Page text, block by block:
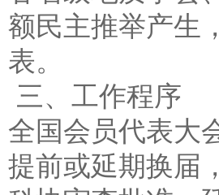
额民主推举产生
表。
三、工作程序
全国会员代表大
提前或延期换届